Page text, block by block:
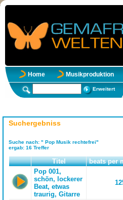
Home Musikproduktion
Erweitert
Suchergebniss
Suche nach: " Pop Musik rechtefrei"
ergab: 16 Treffer
Titel beats per
Pop 001,
schön, lockerer
Beat, etwas
traurig, Gitarre